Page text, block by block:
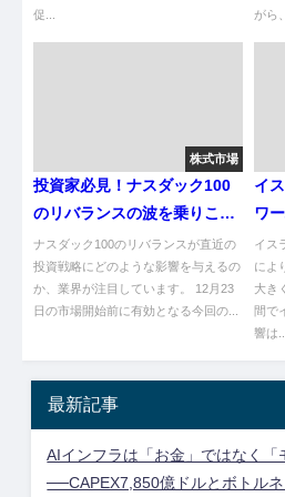
促...
がら
株式市場
投資家必見！ナスダック100
のリバランスの波を乗りこな
す方法
ナスダック100のリバランスが直近の
投資戦略にどのような影響を与えるの
か、業界が注目しています。 12月23
日の市場開始前に有効となる今回の...
イ
ワ
響
イス
によ
大き
間で
響は...
最新記事
AIインフラは「お金」ではなく「
──CAPEX7,850億ドルとボトル